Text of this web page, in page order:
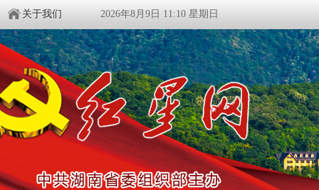
关于我们 2026年8月9日 11:10 星期日